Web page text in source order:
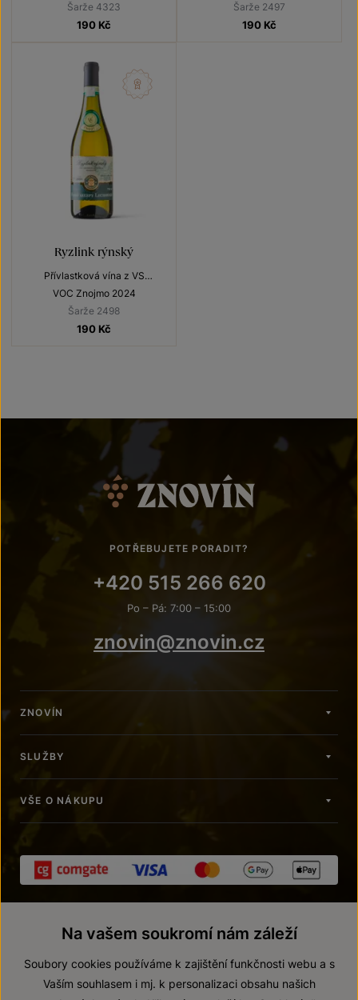
Šarže 4323
190 Kč
Šarže 2497
190 Kč
Ryzlink rýnský
Přívlastková vína z VS
Lechovice
VOC Znojmo 2024
Šarže 2498
190 Kč
POTŘEBUJETE PORADIT?
+420 515 266 620
Po – Pá: 7:00 – 15:00
znovin@znovin.cz
ZNOVÍN
SLUŽBY
VŠE O NÁKUPU
Na vašem soukromí nám záleží
Soubory cookies používáme k zajištění funkčnosti webu a s
Vaším souhlasem i mj. k personalizaci obsahu našich